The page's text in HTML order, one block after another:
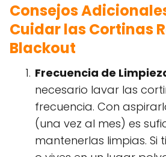
Consejos
Cuidar las Cortinas
Blackout
Frecuencia de
necesario lavar las
frecuencia. Con
(una vez al mes) es
mantenerlas limpias. Si